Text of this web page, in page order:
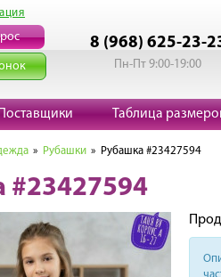
8 (968) 625-23-
Пн-Пт 9:00-19:00
Поставщики Таблица
» Рубашки » Рубашка #23427594
#23427594